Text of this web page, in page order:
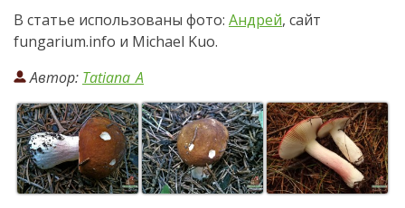
В статье использованы фото: Андрей, сайт
fungarium.info и Michael Kuo.
Автор: Tatiana_A